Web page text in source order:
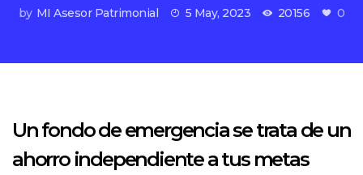
by MI Asesor Patrimonial 5 May, 2023 20156 0
Un fondo de emergencia se trata de un
ahorro independiente a tus metas